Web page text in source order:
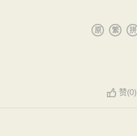
拼
繁
原
赞(0)